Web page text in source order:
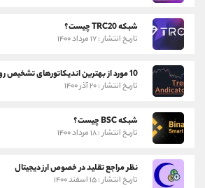
شبکه TRC20 چیست؟
تاریخ انتشار : ۱۷ مرداد ۱۴۰۰
10 مورد از بهترین اندیکاتورهای تشخیص روند
تاریخ انتشار : ۲۰ آذر ۱۴۰۰
شبکه BSC چیست؟
تاریخ انتشار : ۱۸ مرداد ۱۴۰۰
نظر مراجع تقلید در خصوص ارز دیجیتال
تاریخ انتشار : ۱۵ اسفند ۱۴۰۰